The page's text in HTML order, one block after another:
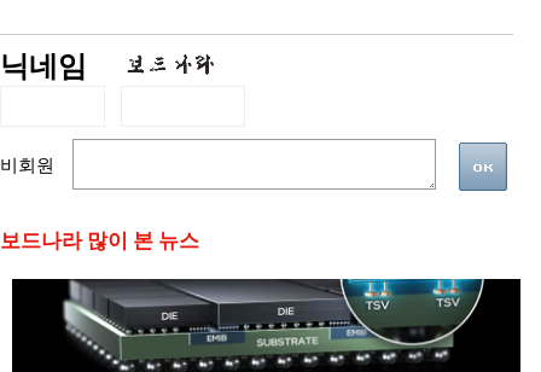
닉네임
비회원
보드나라 많이 본 뉴스